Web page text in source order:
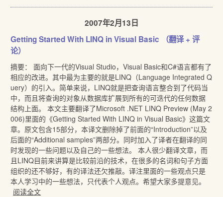
2007年2月13日
Getting Started With LINQ in Visual Basic （翻译 + 评
论）
摘要： 面向下一代的Visual Studio，Visual Basic和C#语言都有了
相应的改进。其中最为主要的就是LINQ（Language Integrated Q
uery）的引入。简单来说，LINQ就是把查询语言整合到了代码当
中，而且将查询的对象从数据库扩展到所有的可迭代的任何数据
结构上面。 本文主要翻译了Microsoft .NET LINQ Preview (May 2
006)里面的《Getting Started With LINQ in Visual Basic》这篇文
章。原文包含15部分，本译文删除掉了前面的“Introduction”以及
后面的“Additional samples”两部分。同时加入了译者在翻译的同
时发现的一些问题以及自己的一些想法。 本人很少翻译文章，而
且LINQ目前来讲算是比较前沿的技术，在很多的名词和句子方面
组织的还不够好，有的译法还欠推敲。译注里面的一些观点只是
本人学习中的一些想法，只代表个人观点。希望大家多提意见。
阅读全文